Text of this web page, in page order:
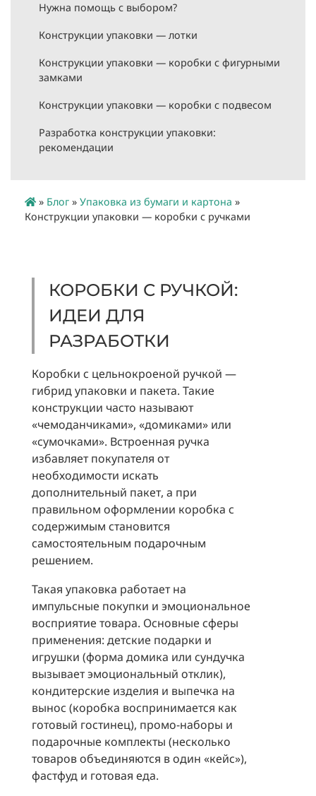
Нужна помощь с выбором?
Конструкции упаковки — лотки
Конструкции упаковки — коробки с фигурными
замками
Конструкции упаковки — коробки с подвесом
Разработка конструкции упаковки:
рекомендации
» Блог » Упаковка из бумаги и картона »
Конструкции упаковки — коробки с ручками
КОРОБКИ С РУЧКОЙ:
ИДЕИ ДЛЯ
РАЗРАБОТКИ
Коробки с цельнокроеной ручкой —
гибрид упаковки и пакета. Такие
конструкции часто называют
«чемоданчиками», «домиками» или
«сумочками». Встроенная ручка
избавляет покупателя от
необходимости искать
дополнительный пакет, а при
правильном оформлении коробка с
содержимым становится
самостоятельным подарочным
решением.
Такая упаковка работает на
импульсные покупки и эмоциональное
восприятие товара. Основные сферы
применения: детские подарки и
игрушки (форма домика или сундучка
вызывает эмоциональный отклик),
кондитерские изделия и выпечка на
вынос (коробка воспринимается как
готовый гостинец), промо-наборы и
подарочные комплекты (несколько
товаров объединяются в один «кейс»),
фастфуд и готовая еда.